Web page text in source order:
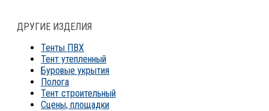
ДРУГИЕ ИЗДЕЛИЯ
Тенты ПВХ
Тент утепленный
Буровые укрытия
Полога
Тент строительный
Сцены, площадки